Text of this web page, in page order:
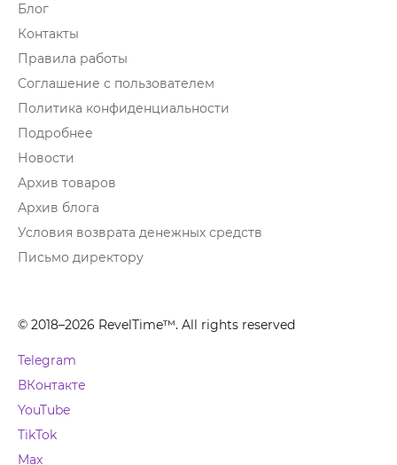
Блог
Контакты
Правила работы
Соглашение с пользователем
Политика конфиденциальности
Подробнее
Новости
Архив товаров
Архив блога
Условия возврата денежных средств
Письмо директору
© 2018–2026 RevelTime™. All rights reserved
Telegram
ВКонтакте
YouTube
TikTok
Max